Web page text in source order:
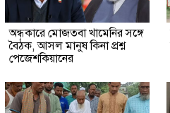
অন্ধকারে মোজতবা খামেনির সঙ্গে
বৈঠক, আসল মানুষ কিনা প্রশ্ন
পেজেশকিয়ানের